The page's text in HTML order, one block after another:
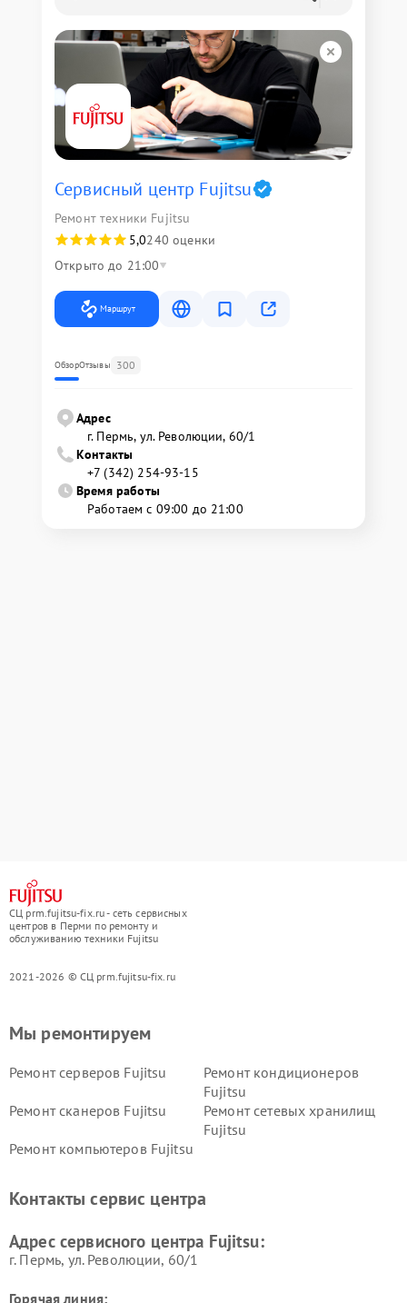
Сервисный центр Fujitsu
Ремонт техники Fujitsu
5,0240 оценки
Открыто до 21:00
Маршрут
ОбзорОтзывы 300
Адрес
г. Пермь, ул. ​Революции, 60/1
Контакты
+7 (342) 254-93-15
Время работы
Работаем с 09:00 до 21:00
СЦ prm.fujitsu-fix.ru - сеть сервисных
центров в Перми по ремонту и
обслуживанию техники Fujitsu
2021-2026 © СЦ prm.fujitsu-fix.ru
Мы ремонтируем
Ремонт серверов Fujitsu
Ремонт кондиционеров
Fujitsu
Ремонт сканеров Fujitsu
Ремонт сетевых хранилищ
Fujitsu
Ремонт компьютеров Fujitsu
Контакты сервис центра
Адрес сервисного центра Fujitsu:
г. Пермь, ул. ​Революции, 60/1
Горячая линия: